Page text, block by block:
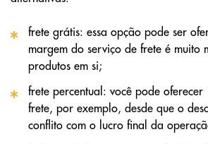
frete grátis: essa opção pode ser
margem do serviço de frete é muito
produtos em si;
frete percentual: você pode oferecer
frete, por exemplo, desde que o
conflito com o lucro final da